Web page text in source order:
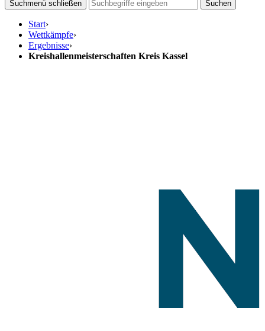
Suchmenü schließen
Suchen
Start›
Wettkämpfe›
Ergebnisse›
Kreishallenmeisterschaften Kreis Kassel